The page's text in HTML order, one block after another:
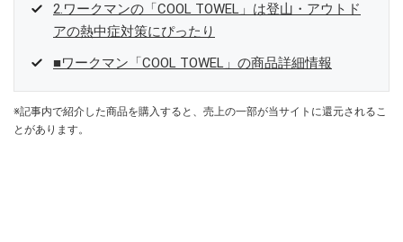
2.ワークマンの「COOL TOWEL」は登山・アウトド
アの熱中症対策にぴったり
■ワークマン「COOL TOWEL」の商品詳細情報
※記事内で紹介した商品を購入すると、売上の一部が当サイトに還元されるこ
とがあります。